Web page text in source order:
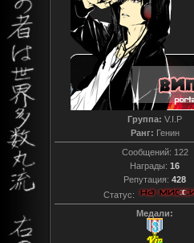
Группа: V.I.P
Ранг: Генин
Сообщений: 122
Награды: 16
Репутация: 428
Статус:
Медали: